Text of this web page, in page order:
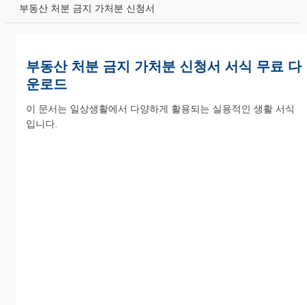
부동산 처분 금지 가처분 신청서
부동산 처분 금지 가처분 신청서 서식 무료 다
운로드
이 문서는 일상생활에서 다양하게 활용되는 실용적인 생활 서식
입니다.